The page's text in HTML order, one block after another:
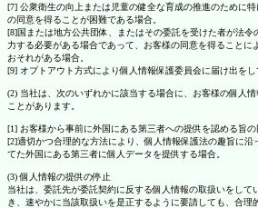
[7] 公衆衛生の向上または児童の健全な育成の推進のために
の同意を得ることが困難である場合。
[8]国または地方公共団体、またはその委託を受けた者が法
力する必要がある場合であって、お客様の同意を得ることに
おそれがある場合。
[9] オプトアウト方式により個人情報保護委員会に届け出をし
(2) 当社は、次のいずれかに該当する場合に、お客様の個人
ことがあります。
[1] お客様から事前に外国にある第三者への提供を認める旨の
[2]適切かつ合理的な方法により、個人情報保護法の趣旨に
てた外国にある第三者に個人データを提供する場合。
(3) 個人情報の提供の停止
当社は、委託先が委託契約に反する個人情報の取扱いをして
き、速やかに当該取扱いを是正するように要請しても、合理